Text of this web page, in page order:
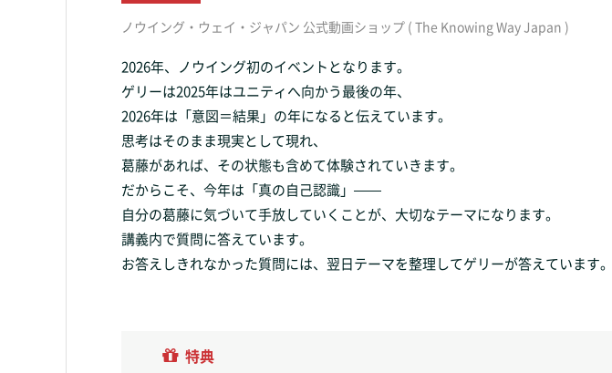
ノウイング・ウェイ・ジャパン 公式動画ショップ ( The Knowing Way Japan )
2026年、ノウイング初のイベントとなります。
ゲリーは2025年はユニティへ向かう最後の年、
2026年は「意図＝結果」の年になると伝えています。
思考はそのまま現実として現れ、
葛藤があれば、その状態も含めて体験されていきます。
だからこそ、今年は「真の自己認識」——
自分の葛藤に気づいて手放していくことが、大切なテーマになります。
講義内で質問に答えています。
お答えしきれなかった質問には、翌日テーマを整理してゲリーが答えています。
特典